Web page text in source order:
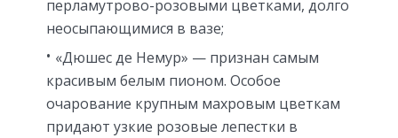
перламутрово-розовыми цветками, долго
неосыпающимися в вазе;
«Дюшес де Немур» — признан самым
красивым белым пионом. Особое
очарование крупным махровым цветкам
придают узкие розовые лепестки в